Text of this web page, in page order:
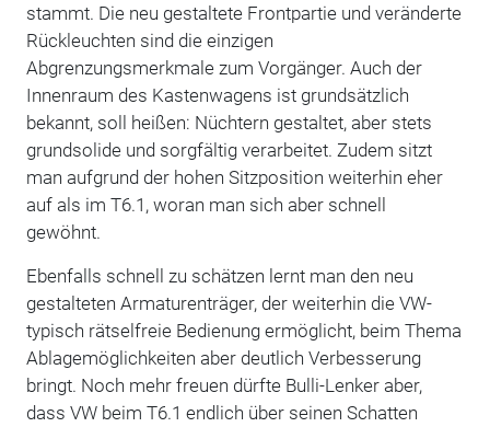
stammt. Die neu gestaltete Frontpartie und veränderte
Rückleuchten sind die einzigen
Abgrenzungsmerkmale zum Vorgänger. Auch der
Innenraum des Kastenwagens ist grundsätzlich
bekannt, soll heißen: Nüchtern gestaltet, aber stets
grundsolide und sorgfältig verarbeitet. Zudem sitzt
man aufgrund der hohen Sitzposition weiterhin eher
auf als im T6.1, woran man sich aber schnell
gewöhnt.
Ebenfalls schnell zu schätzen lernt man den neu
gestalteten Armaturenträger, der weiterhin die VW-
typisch rätselfreie Bedienung ermöglicht, beim Thema
Ablagemöglichkeiten aber deutlich Verbesserung
bringt. Noch mehr freuen dürfte Bulli-Lenker aber,
dass VW beim T6.1 endlich über seinen Schatten